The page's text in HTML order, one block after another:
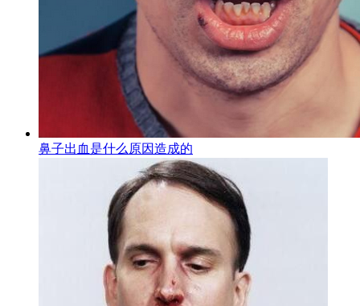
鼻子出血是什么原因造成的